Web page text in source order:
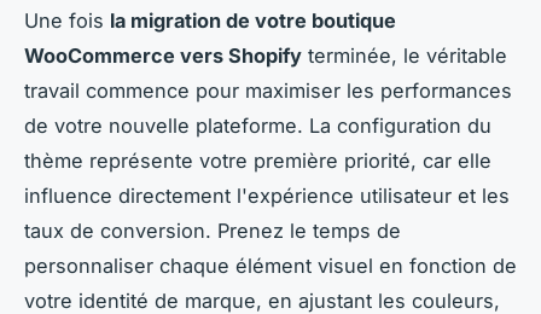
Une fois la migration de votre boutique
WooCommerce vers Shopify terminée, le véritable
travail commence pour maximiser les performances
de votre nouvelle plateforme. La configuration du
thème représente votre première priorité, car elle
influence directement l'expérience utilisateur et les
taux de conversion. Prenez le temps de
personnaliser chaque élément visuel en fonction de
votre identité de marque, en ajustant les couleurs,